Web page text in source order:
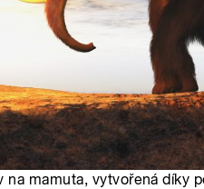
na mamuta, vytvořená díky